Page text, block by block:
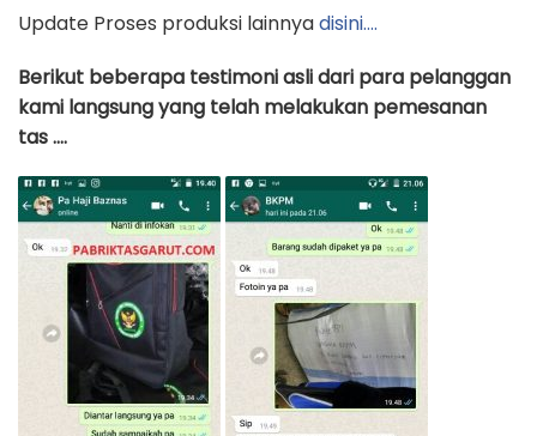
Update Proses produksi lainnyadisini….
Berikut beberapa testimoni asli dari para pelanggan
kami langsung yang telah melakukan pemesanan
tas ….